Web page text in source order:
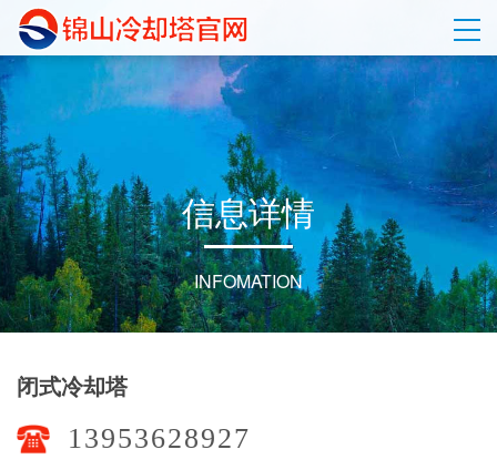
信息详情
INFOMATION
闭式冷却塔
13953628927